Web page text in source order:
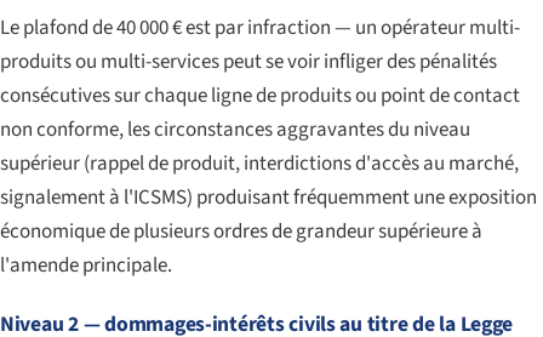
Le plafond de 40 000 € est par infraction — un opérateur multi-
produits ou multi-services peut se voir infliger des pénalités
consécutives sur chaque ligne de produits ou point de contact
non conforme, les circonstances aggravantes du niveau
supérieur (rappel de produit, interdictions d'accès au marché,
signalement à l'ICSMS) produisant fréquemment une exposition
économique de plusieurs ordres de grandeur supérieure à
l'amende principale.
Niveau 2 — dommages-intérêts civils au titre de la Legge